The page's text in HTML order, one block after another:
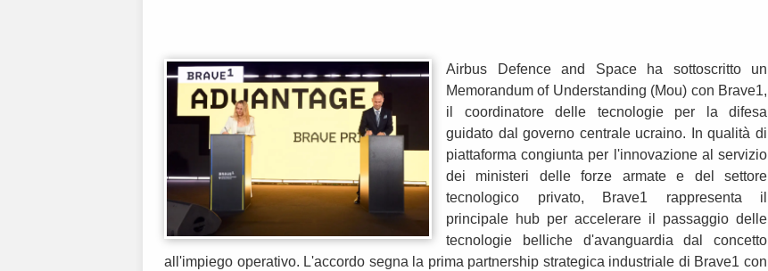
Airbus Defence and Space ha sottoscritto un
Memorandum of Understanding (Mou) con Brave1,
il coordinatore delle tecnologie per la difesa
guidato dal governo centrale ucraino. In qualità di
piattaforma congiunta per l'innovazione al servizio
dei ministeri delle forze armate e del settore
tecnologico privato, Brave1 rappresenta il
principale hub per accelerare il passaggio delle
tecnologie belliche d'avanguardia dal concetto
all'impiego operativo. L'accordo segna la prima partnership strategica industriale di Brave1 con